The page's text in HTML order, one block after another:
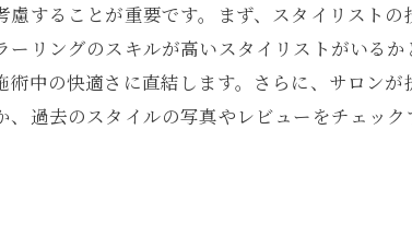
美容室でのスタイリスト選びのコツ
ロングヘアを保つ美容室の秘訣
美容室のトリートメントメニューを活
することが重要です。まず、スタイリスト
リングのスキルが高いスタイリストがいる
中の快適さに直結します。さらに、サロン
過去のスタイルの写真やレビューをチェッ